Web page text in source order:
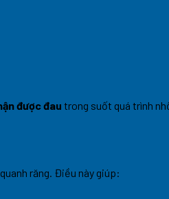
được đau trong suốt quá trình
răng. Điều này giúp: